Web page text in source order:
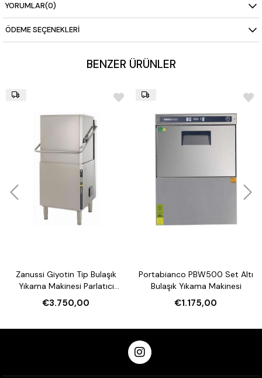
Kontrol Paneli:
Özellikler: Enerji tasarruf cihazı, gelişmiş filtreleme sistemi,
yüksek hacimli kullanım için optimize edilmiş tasarım
YORUMLAR(0)
ÖDEME SEÇENEKLERI
BENZER ÜRÜNLER
Zanussi Giyotin Tip Bulaşık
Yıkama Makinesi Parlatıcı
Pompalı
€3.750,00
Portabianco PBW500 Set Altı
Bulaşık Yıkama Makinesi
€1.175,00